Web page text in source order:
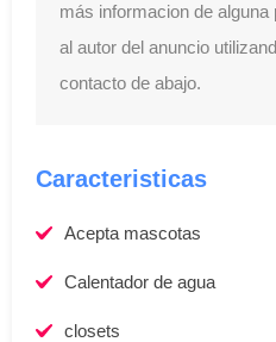
más informacion de
al autor del anuncio
contacto de abajo.
Caracteristicas
Acepta mascotas
Calentador de agua
closets